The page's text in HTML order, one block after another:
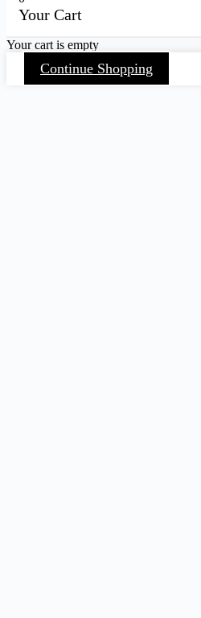
Your Cart
Your cart is empty
Continue Shopping